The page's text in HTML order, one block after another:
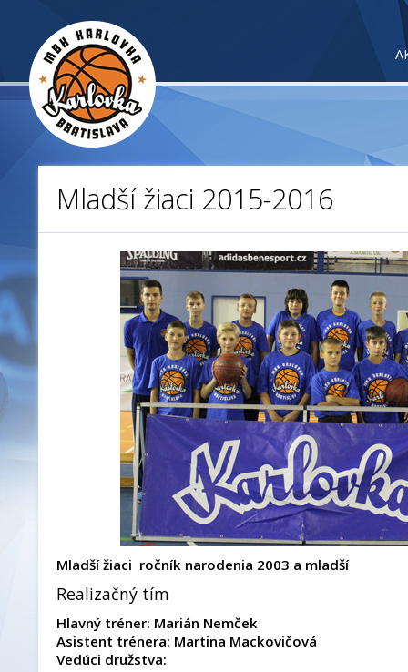
Mladší žiaci 2015-2016
Mladší žiaci ročník narodenia 2003 a mladší
Realizačný tím
Hlavný tréner: Marián Nemček
Asistent trénera: Martina Mackovičová
Vedúci družstva: